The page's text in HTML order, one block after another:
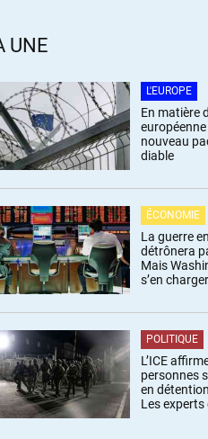
UNE
L'EUROPE
En matière
nouveau
diable
ÉCONOMIE
La guerre
détrônera
Mais
s’en charger
POLITIQUE
L’ICE
personnes
en
Les